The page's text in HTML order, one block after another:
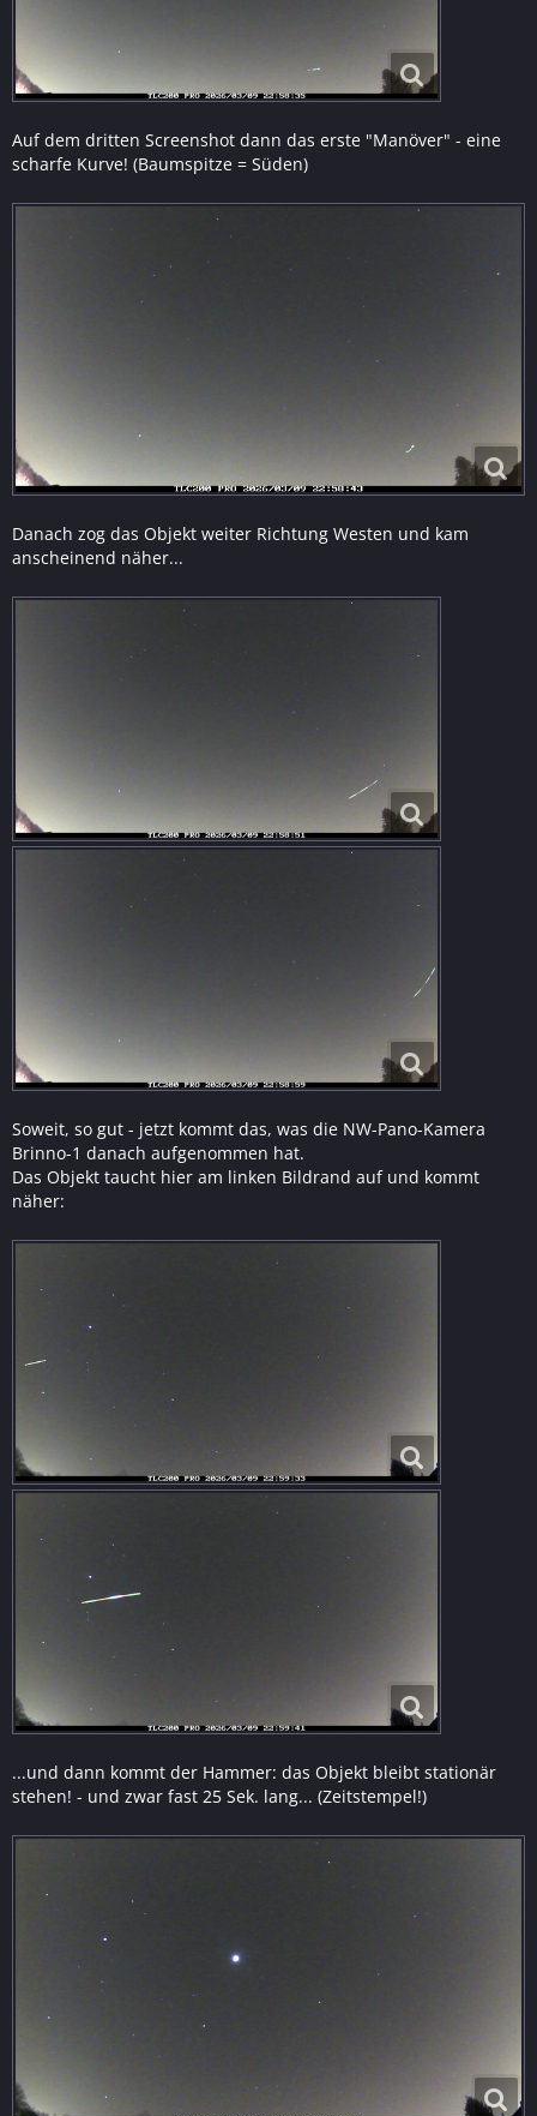
Auf dem dritten Screenshot dann das erste "Manöver" - eine
scharfe Kurve! (Baumspitze = Süden)
Danach zog das Objekt weiter Richtung Westen und kam
anscheinend näher...
Soweit, so gut - jetzt kommt das, was die NW-Pano-Kamera
Brinno-1 danach aufgenommen hat.
Das Objekt taucht hier am linken Bildrand auf und kommt
näher:
...und dann kommt der Hammer: das Objekt bleibt stationär
stehen! - und zwar fast 25 Sek. lang... (Zeitstempel!)